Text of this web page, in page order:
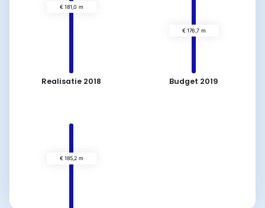
Realisatie 2018 Budget 2019